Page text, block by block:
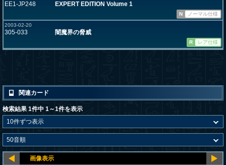
EE1-JP248 EXPERT EDITION Volume 1
N
ノーマル仕様
2003-02-20
305-033 闇魔界の脅威
R レア仕様
関連カード
検索結果 1件中 1～1件を表示